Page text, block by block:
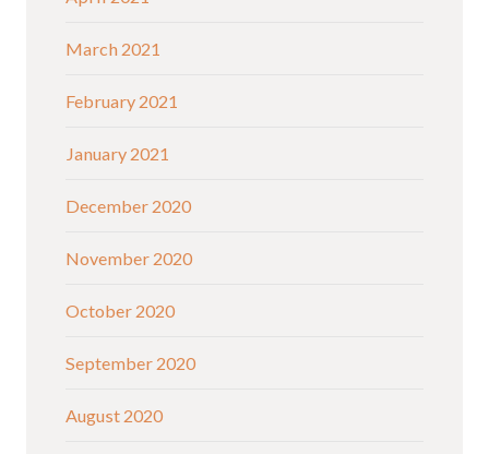
March 2021
February 2021
January 2021
December 2020
November 2020
October 2020
September 2020
August 2020